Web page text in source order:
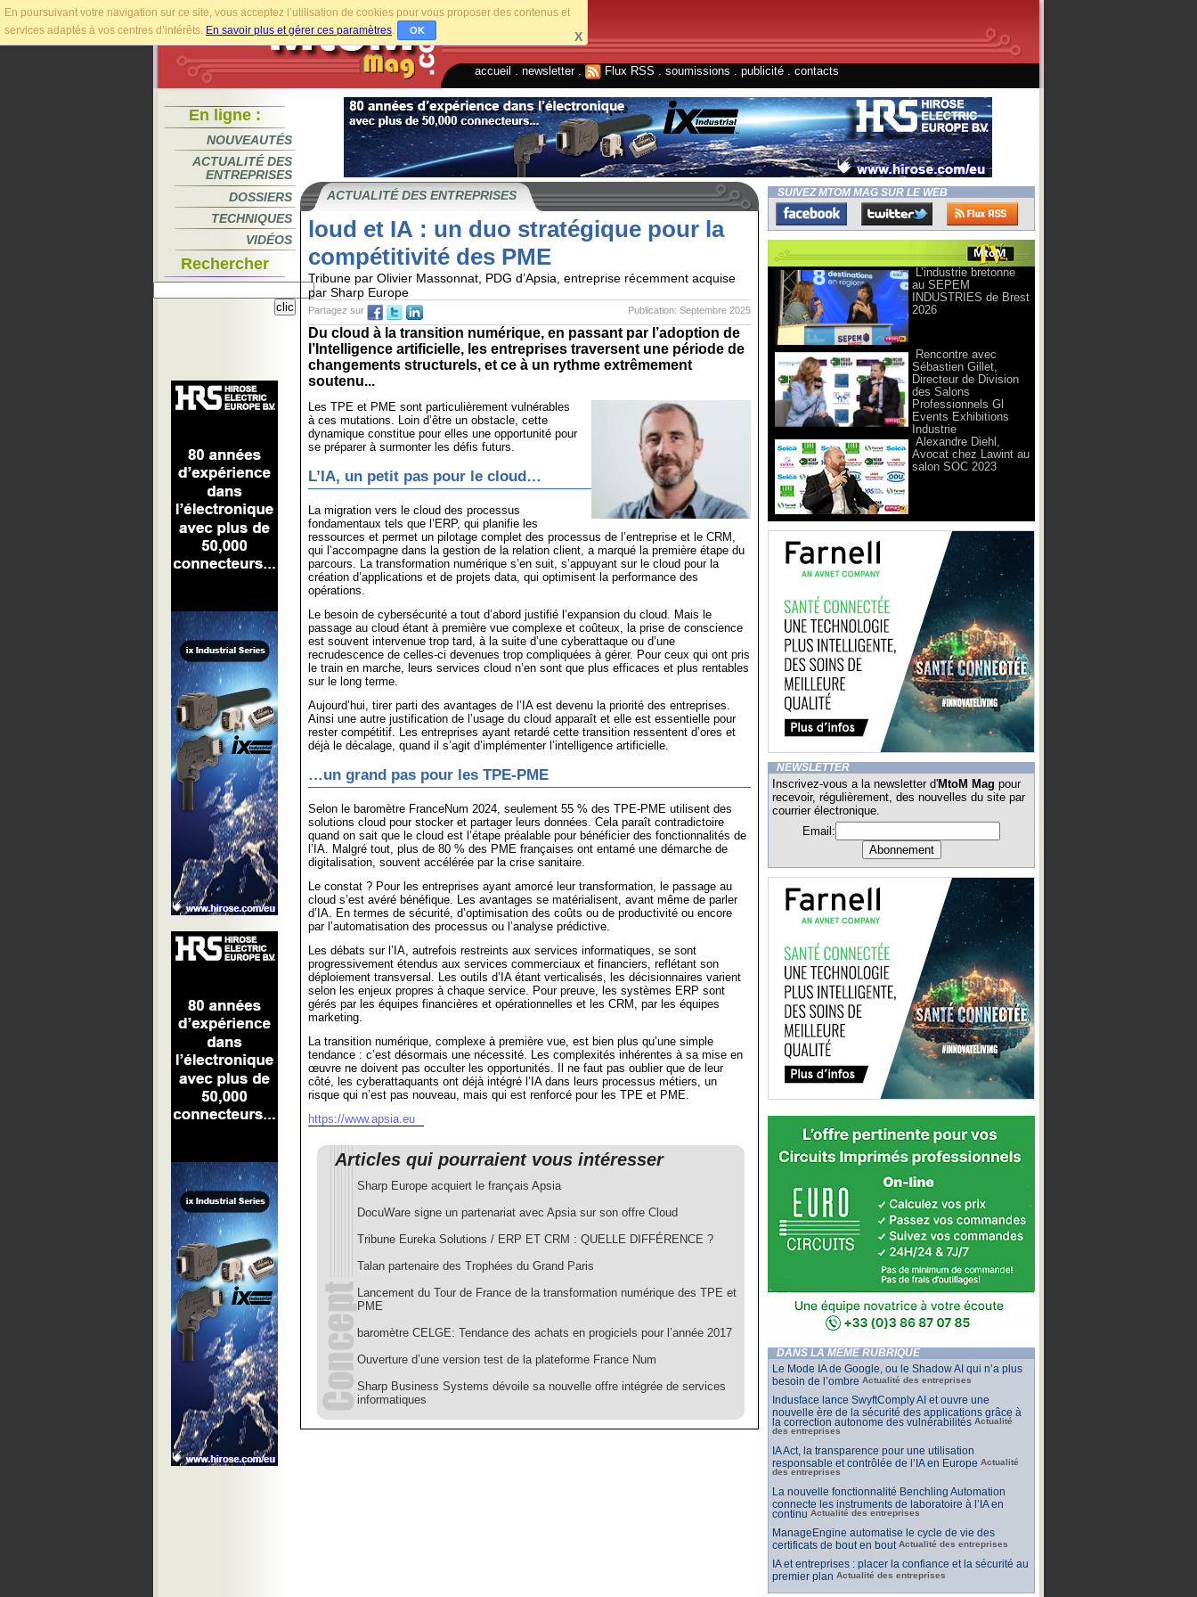
En poursuivant votre navigation sur ce site, vous acceptez l’utilisation de cookies pour vous proposer des contenus et
services adaptés à vos centres d’intérêts. En savoir plus et gérer ces paramètres. OK X
accueil newsletter. Flux RSS soumissions publicité contacts
En ligne :
NOUVEAUTÉS
ACTUALITÉ DES
ENTREPRISES
DOSSIERS
TECHNIQUES
VIDÉOS
Rechercher
ACTUALITÉ DES ENTREPRISES
loud et IA : un duo stratégique pour la
compétitivité des PME
Tribune par Olivier Massonnat, PDG d’Apsia, entreprise récemment acquise
par Sharp Europe
Publication: Septembre 2025
Partagez sur
Du cloud à la transition numérique, en passant par l’adoption de
l’Intelligence artificielle, les entreprises traversent une période de
changements structurels, et ce à un rythme extrêmement
soutenu...
Les TPE et PME sont particulièrement vulnérables
à ces mutations. Loin d’être un obstacle, cette
dynamique constitue pour elles une opportunité pour
se préparer à surmonter les défis futurs.
L’IA, un petit pas pour le cloud…
La migration vers le cloud des processus
fondamentaux tels que l’ERP, qui planifie les
ressources et permet un pilotage complet des processus de l’entreprise et le CRM,
qui l’accompagne dans la gestion de la relation client, a marqué la première étape du
parcours. La transformation numérique s’en suit, s’appuyant sur le cloud pour la
création d’applications et de projets data, qui optimisent la performance des
opérations.
Le besoin de cybersécurité a tout d’abord justifié l’expansion du cloud. Mais le
passage au cloud étant à première vue complexe et coûteux, la prise de conscience
est souvent intervenue trop tard, à la suite d’une cyberattaque ou d’une
recrudescence de celles-ci devenues trop compliquées à gérer. Pour ceux qui ont pris
le train en marche, leurs services cloud n’en sont que plus efficaces et plus rentables
sur le long terme.
Aujourd’hui, tirer parti des avantages de l’IA est devenu la priorité des entreprises.
Ainsi une autre justification de l’usage du cloud apparaît et elle est essentielle pour
rester compétitif. Les entreprises ayant retardé cette transition ressentent d’ores et
déjà le décalage, quand il s’agit d’implémenter l’intelligence artificielle.
…un grand pas pour les TPE-PME
Selon le baromètre FranceNum 2024, seulement 55 % des TPE-PME utilisent des
solutions cloud pour stocker et partager leurs données. Cela paraît contradictoire
quand on sait que le cloud est l’étape préalable pour bénéficier des fonctionnalités de
l’IA. Malgré tout, plus de 80 % des PME françaises ont entamé une démarche de
digitalisation, souvent accélérée par la crise sanitaire.
Le constat ? Pour les entreprises ayant amorcé leur transformation, le passage au
cloud s’est avéré bénéfique. Les avantages se matérialisent, avant même de parler
d’IA. En termes de sécurité, d’optimisation des coûts ou de productivité ou encore
par l’automatisation des processus ou l’analyse prédictive.
Les débats sur l’IA, autrefois restreints aux services informatiques, se sont
progressivement étendus aux services commerciaux et financiers, reflétant son
déploiement transversal. Les outils d’IA étant verticalisés, les décisionnaires varient
selon les enjeux propres à chaque service. Pour preuve, les systèmes ERP sont
gérés par les équipes financières et opérationnelles et les CRM, par les équipes
marketing.
La transition numérique, complexe à première vue, est bien plus qu’une simple
tendance : c’est désormais une nécessité. Les complexités inhérentes à sa mise en
œuvre ne doivent pas occulter les opportunités. Il ne faut pas oublier que de leur
côté, les cyberattaquants ont déjà intégré l’IA dans leurs processus métiers, un
risque qui n’est pas nouveau, mais qui est renforcé pour les TPE et PME.
https://www.apsia.eu
Articles qui pourraient vous intéresser
Sharp Europe acquiert le français Apsia
DocuWare signe un partenariat avec Apsia sur son offre Cloud
Tribune Eureka Solutions / ERP ET CRM : QUELLE DIFFÉRENCE ?
Talan partenaire des Trophées du Grand Paris
Lancement du Tour de France de la transformation numérique des TPE et
PME
baromètre CELGE: Tendance des achats en progiciels pour l’année 2017
Ouverture d’une version test de la plateforme France Num
Sharp Business Systems dévoile sa nouvelle offre intégrée de services
informatiques
SUIVEZ MTOM MAG SUR LE WEB
L’industrie bretonne
au SEPEM
INDUSTRIES de Brest
2026
Rencontre avec
Sébastien Gillet,
Directeur de Division
des Salons
Professionnels Gl
Events Exhibitions
Industrie
Alexandre Diehl,
Avocat chez Lawint au
salon SOC 2023
NEWSLETTER
Inscrivez-vous a la newsletter d'MtoM Mag pour
recevoir, régulièrement, des nouvelles du site par
courrier électronique.
Email:
DANS LA MÊME RUBRIQUE
Le Mode IA de Google, ou le Shadow AI qui n’a plus
besoin de l’ombre Actualité des entreprises
Indusface lance SwyftComply AI et ouvre une
nouvelle ère de la sécurité des applications grâce à
la correction autonome des vulnérabilités Actualité
des entreprises
IA Act, la transparence pour une utilisation
responsable et contrôlée de l’IA en Europe Actualité
des entreprises
La nouvelle fonctionnalité Benchling Automation
connecte les instruments de laboratoire à l’IA en
continu Actualité des entreprises
ManageEngine automatise le cycle de vie des
certificats de bout en bout Actualité des entreprises
IA et entreprises : placer la confiance et la sécurité au
premier plan Actualité des entreprises